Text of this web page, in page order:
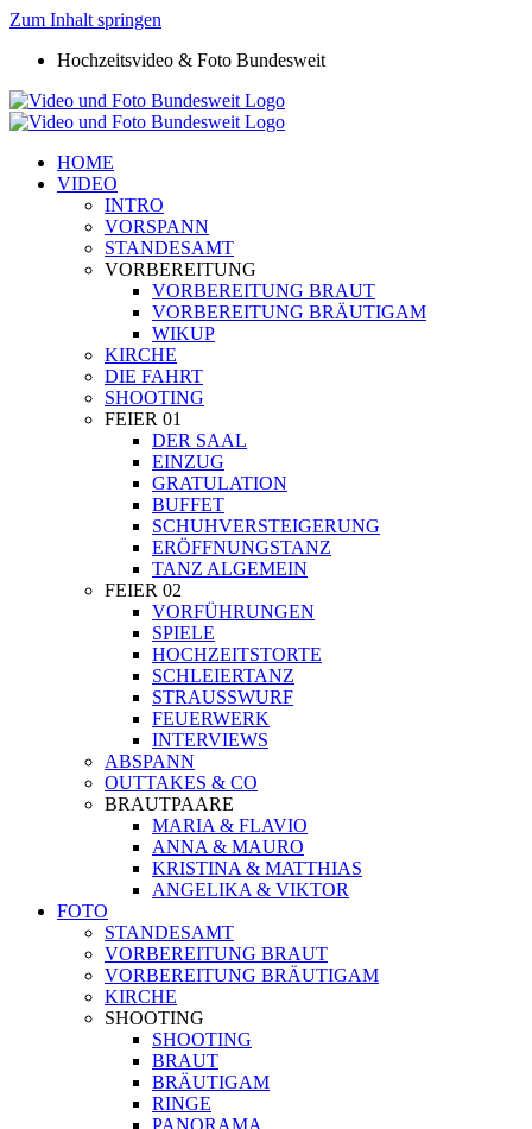
Zum Inhalt springen
Hochzeitsvideo & Foto Bundesweit
HOME
VIDEO
INTRO
VORSPANN
STANDESAMT
VORBEREITUNG
VORBEREITUNG BRAUT
VORBEREITUNG BRÄUTIGAM
WIKUP
KIRCHE
DIE FAHRT
SHOOTING
FEIER 01
DER SAAL
EINZUG
GRATULATION
BUFFET
SCHUHVERSTEIGERUNG
ERÖFFNUNGSTANZ
TANZ ALGEMEIN
FEIER 02
VORFÜHRUNGEN
SPIELE
HOCHZEITSTORTE
SCHLEIERTANZ
STRAUSSWURF
FEUERWERK
INTERVIEWS
ABSPANN
OUTTAKES & CO
BRAUTPAARE
MARIA & FLAVIO
ANNA & MAURO
KRISTINA & MATTHIAS
ANGELIKA & VIKTOR
FOTO
STANDESAMT
VORBEREITUNG BRAUT
VORBEREITUNG BRÄUTIGAM
KIRCHE
SHOOTING
SHOOTING
BRAUT
BRÄUTIGAM
RINGE
PANORAMA